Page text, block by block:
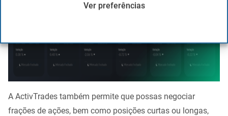
Ver preferências
A ActivTrades também permite que possas negociar
frações de ações, bem como posições curtas ou longas,